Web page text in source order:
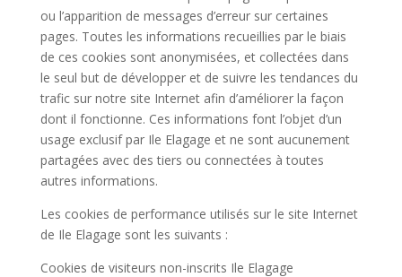
ou l’apparition de messages d’erreur sur certaines
pages. Toutes les informations recueillies par le biais
de ces cookies sont anonymisées, et collectées dans
le seul but de développer et de suivre les tendances du
trafic sur notre site Internet afin d’améliorer la façon
dont il fonctionne. Ces informations font l’objet d’un
usage exclusif par Ile Elagage et ne sont aucunement
partagées avec des tiers ou connectées à toutes
autres informations.
Les cookies de performance utilisés sur le site Internet
de Ile Elagage sont les suivants :
Cookies de visiteurs non-inscrits Ile Elagage